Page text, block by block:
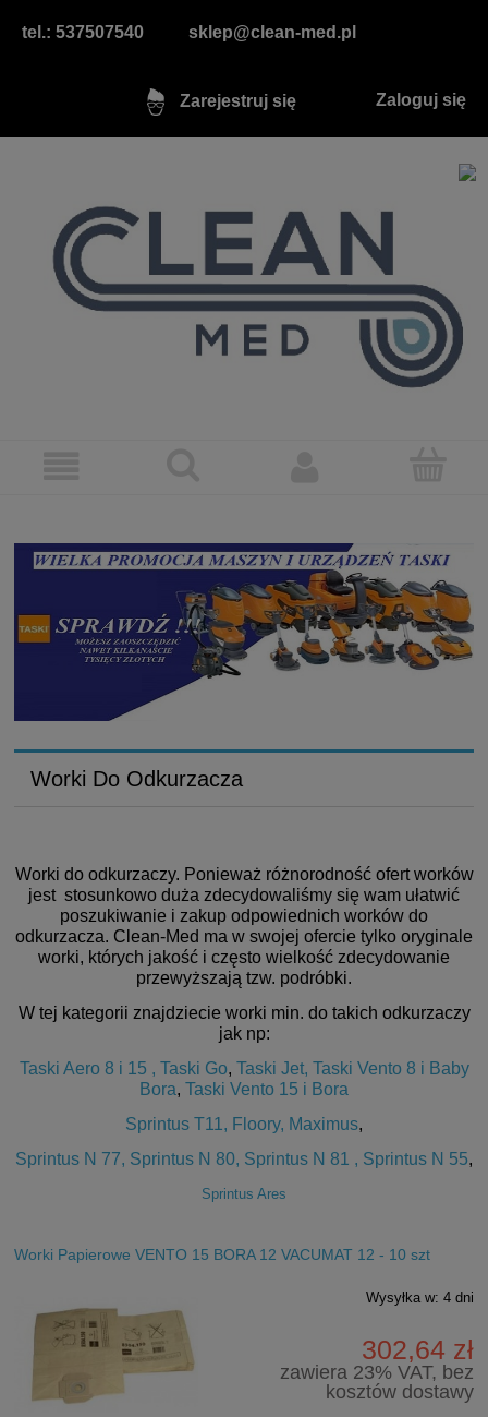
tel.: 537507540 sklep@clean-med.pl
Zarejestruj się Zaloguj się
TERAZ WYBRANE MASZYNY TASKI SWINGO W
REWELACYJNEJ PROMOCJI
SWINGO 455; SWINGO 755; SWINGO 955; SWINGO
Worki Do Odkurzacza
Worki do odkurzaczy. Ponieważ różnorodność ofert worków
jest stosunkowo duża zdecydowaliśmy się wam ułatwić
poszukiwanie i zakup odpowiednich worków do
odkurzacza. Clean-Med ma w swojej ofercie tylko oryginale
worki, których jakość i często wielkość zdecydowanie
przewyższają tzw. podróbki.
W tej kategorii znajdziecie worki min. do takich odkurzaczy
jak np:
Taski Aero 8 i 15 , Taski Go, Taski Jet, Taski Vento 8 i Baby
Bora, Taski Vento 15 i Bora
Sprintus T11, Floory, Maximus,
Sprintus N 77, Sprintus N 80, Sprintus N 81 , Sprintus N 55,
Sprintus Ares
Worki Papierowe VENTO 15 BORA 12 VACUMAT 12 - 10 szt
Wysyłka w: 4 dni
302,64 zł
zawiera 23% VAT, bez
kosztów dostawy